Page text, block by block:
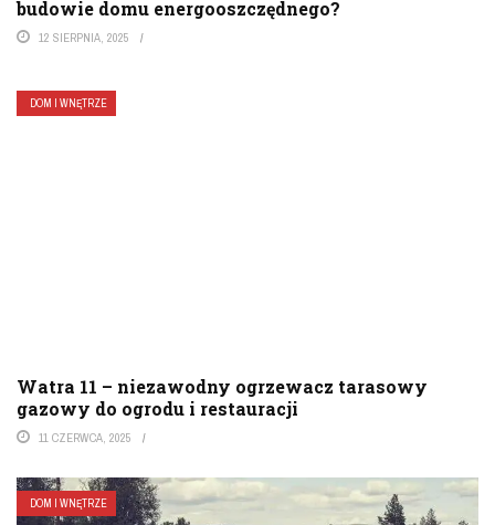
budowie domu energooszczędnego?
12 SIERPNIA, 2025
DOM I WNĘTRZE
Watra 11 – niezawodny ogrzewacz tarasowy
gazowy do ogrodu i restauracji
11 CZERWCA, 2025
DOM I WNĘTRZE